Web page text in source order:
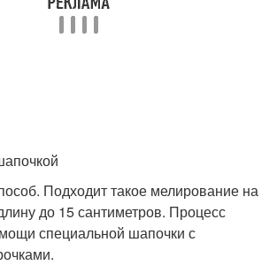
Подходит такое мелирование на
до 15 сантиметров. Процесс
специальной шапочки с